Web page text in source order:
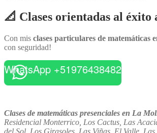
📐 Clases orientadas al
Con mis clases particulares de matemáticas
con seguridad!
WhatsApp +51976438482
Clases de matemáticas presenciales en La
Residencial Monterrico, Los Cactus, Las
del Sol, Los Girasoles, Las Viñas, El Valle,